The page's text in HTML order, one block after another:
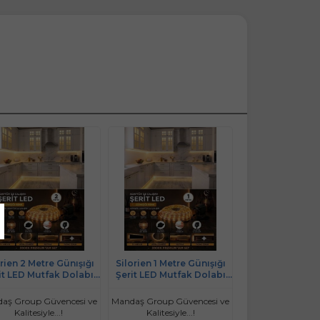
2 Metre Günışığı
LED Mutfak Dolabı
Düğmeli Tak Çalıştır
Group Güvencesi ve
Kalitesiyle...!
Silorien 1 Metre Günışığı
Şerit LED Mutfak Dolabı
Kapa Düğmeli Tak Çalıştır
Mandaş Group Güvencesi ve
Kalitesiyle...!